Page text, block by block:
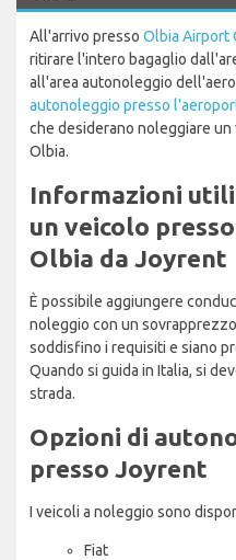
All'arrivo presso Olbia Airport
ritirare l'intero bagaglio
all'area autonoleggio
autonoleggio presso
che desiderano noleggiare
Olbia.
Informazioni
un veicolo
Olbia da Joyrent
È possibile aggiungere
noleggio con un
soddisfino i requisiti e siano
Quando si guida in Italia, si
strada.
Opzioni di
presso Joyrent
I veicoli a noleggio sono
Fiat